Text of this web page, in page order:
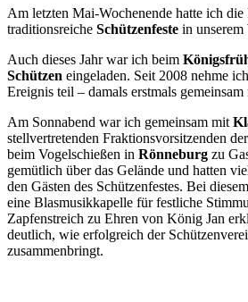
Am letzten Mai-Wochenende hatte ich
traditionsreiche Schützenfeste in unserem
Auch dieses Jahr war ich beim
Schützen eingeladen. Seit 2008 nehme
Ereignis teil – damals erstmals gemeinsam
Am Sonnabend war ich gemeinsam mit
stellvertretenden Fraktionsvorsitzenden
beim Vogelschießen in Rönneburg zu
gemütlich über das Gelände und hatten
den Gästen des Schützenfestes. Bei
eine Blasmusikkapelle für festliche
Zapfenstreich zu Ehren von König Jan
deutlich, wie erfolgreich der
zusammenbringt.